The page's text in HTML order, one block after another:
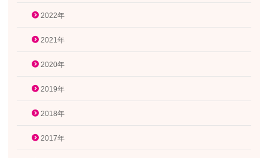
2022年
2021年
2020年
2019年
2018年
2017年